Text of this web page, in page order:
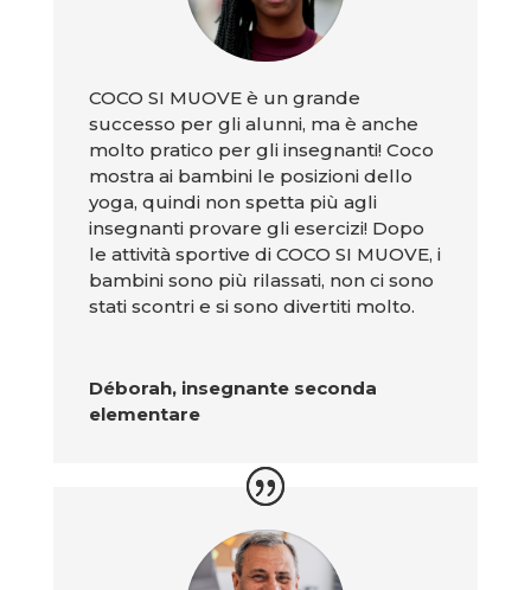
COCO SI MUOVE è un grande
successo per gli alunni, ma è anche
molto pratico per gli insegnanti! Coco
mostra ai bambini le posizioni dello
yoga, quindi non spetta più agli
insegnanti provare gli esercizi! Dopo
le attività sportive di COCO SI MUOVE, i
bambini sono più rilassati, non ci sono
stati scontri e si sono divertiti molto.
Déborah, insegnante seconda
elementare